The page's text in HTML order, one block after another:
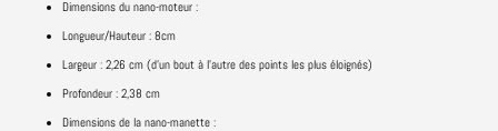
Dimensions du nano-moteur :
Longueur/Hauteur : 8cm
Largeur : 2,26 cm (d'un bout à l'autre des points les plus éloignés)
Profondeur : 2,38 cm
Dimensions de la nano-manette :